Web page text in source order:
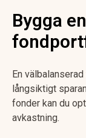
Bygga
En
långsiktigt
fonder kan du
avkastning.